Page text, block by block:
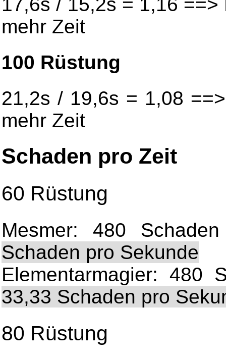
17,6s / 15,2s = 1,16
mehr Zeit
100 Rüstung
21,2s / 19,6s = 1,08
mehr Zeit
Schaden pro Zeit
60 Rüstung
Mesmer: 480
Schaden pro Sekunde
Elementarmagier: 480
33,33 Schaden pro
80 Rüstung